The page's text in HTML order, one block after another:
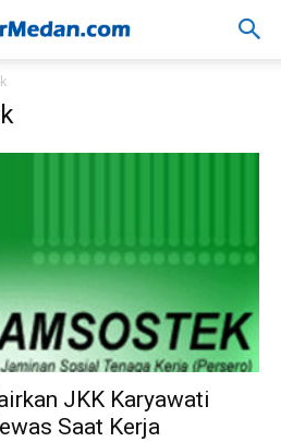
JKK Karyawati
Saat Kerja